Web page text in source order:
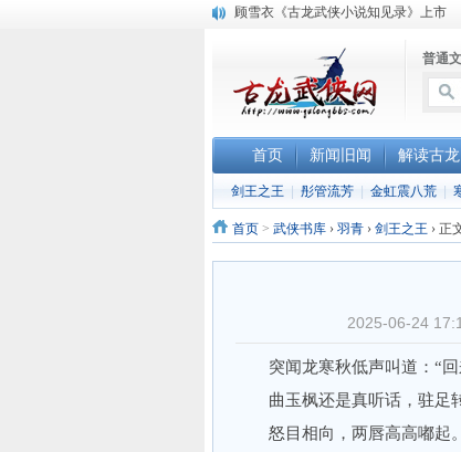
顾雪衣《古龙武侠小说知见录》上市
《古龙小说原貌探究》修订版已上市
普通
首页 新闻旧闻 解读古龙
剑王之王 彤管流芳 金虹震八荒
首页 > 武侠书库 › 羽青 › 剑王之王 › 正
2025-06-24
突闻龙寒秋低声叫道：“回
曲玉枫还是真听话，驻足
怒目相向，两唇高高嘟起。